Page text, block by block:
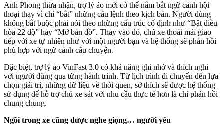
Anh Phong thừa nhận, trợ lý ảo mới có thể nắm bắt ngữ cảnh hội
thoại thay vì chỉ “bắt” những câu lệnh theo kịch bản. Người dùng
không bắt buộc phải nói theo những cấu trúc cố định như “Bật điều
hòa 22 độ” hay “Mở bản đồ”. Thay vào đó, chủ xe thoải mái giao
tiếp với xe tự nhiên như với một người bạn và hệ thống sẽ phản hồi
phù hợp với ngữ cảnh câu chuyện.
Đặc biệt, trợ lý ảo VinFast 3.0 có khả năng ghi nhớ và thích nghi
với người dùng qua từng hành trình. Từ lịch trình di chuyển đến lựa
chọn giải trí, những dữ liệu về thói quen, sở thích sẽ được hệ thống
sử dụng để hỗ trợ chủ xe sát với nhu cầu thực tế hơn là chỉ phản hồi
chung chung.
Ngồi trong xe cũng được nghe giọng… người yêu